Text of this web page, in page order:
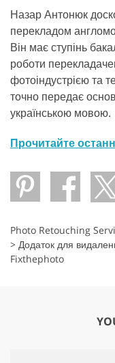
Назар Антонюк
перекладом
Він має ступінь
роботи
фотоіндустрією та
точно передає
українською мовою.
Прочитайте
Photo Retouching
> Додаток для
Fixthephoto